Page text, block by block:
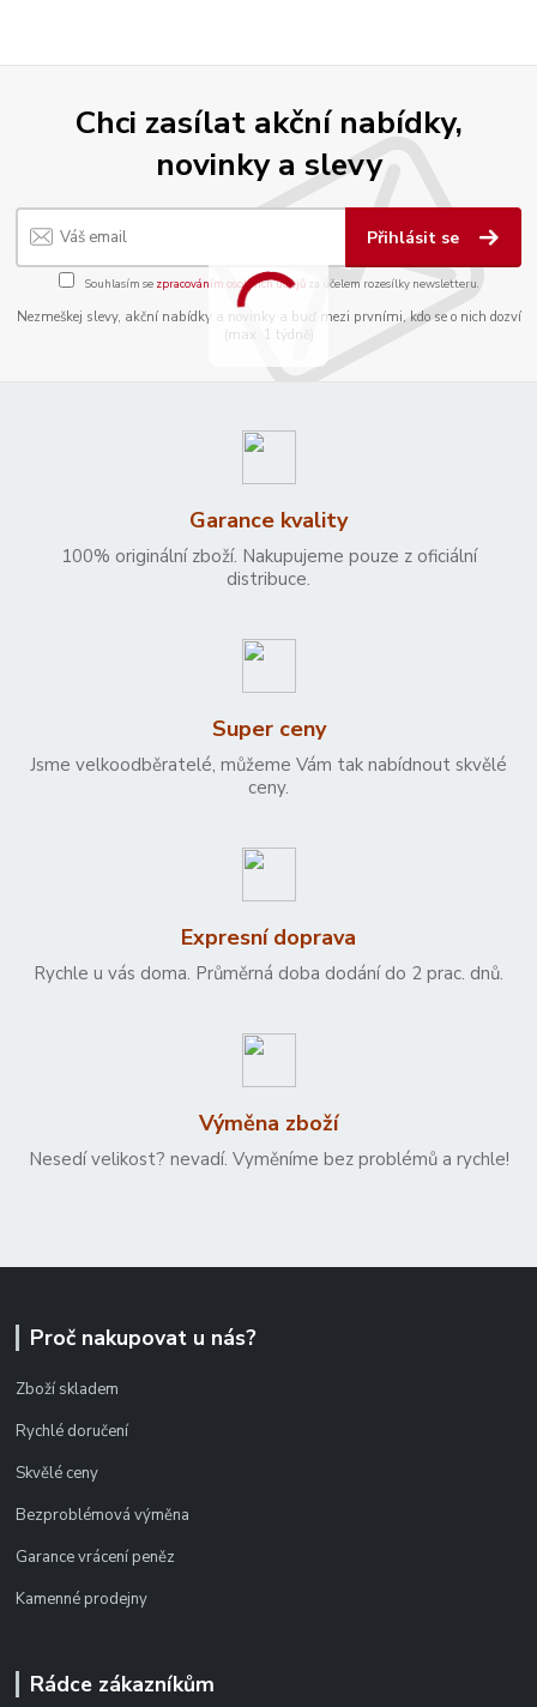
Chci zasílat akční nabídky,
novinky a slevy
Přihlásit se
Souhlasím se zpracováním osobních údajůza účelem rozesílky newsletteru.
Nezmeškej slevy, akční nabídky a novinky a buď mezi prvními, kdo se o nich dozví
(max. 1 týdně)
Garance kvality
100% originální zboží. Nakupujeme pouze z oficiální
distribuce.
Super ceny
Jsme velkoodběratelé, můžeme Vám tak nabídnout skvělé
ceny.
Expresní doprava
Rychle u vás doma. Průměrná doba dodání do 2 prac. dnů.
Výměna zboží
Nesedí velikost? nevadí. Vyměníme bez problémů a rychle!
Proč nakupovat u nás?
Zboží skladem
Rychlé doručení
Skvělé ceny
Bezproblémová výměna
Garance vrácení peněz
Kamenné prodejny
Rádce zákazníkům